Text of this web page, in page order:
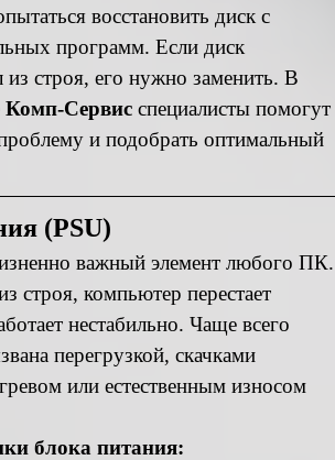
восстановить диск с
программ. Если диск
строя, его нужно заменить. В
Комп-Сервис специалисты помогут
и подобрать оптимальный
(PSU)
важный элемент любого ПК.
строя, компьютер перестает
нестабильно. Чаще всего
перегрузкой, скачками
или естественным износом
блока питания: